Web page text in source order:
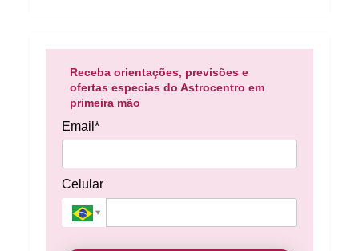
Receba orientações, previsões e
ofertas especias do Astrocentro em
primeira mão
Email*
Celular